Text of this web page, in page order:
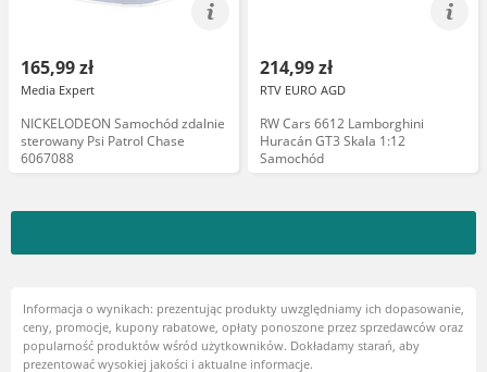
165,99 zł
Media Expert
NICKELODEON Samochód zdalnie
sterowany Psi Patrol Chase
6067088
214,99 zł
RTV EURO AGD
RW Cars 6612 Lamborghini
Huracán GT3 Skala 1:12
Samochód
Informacja o wynikach: prezentując produkty uwzględniamy ich dopasowanie,
ceny, promocje, kupony rabatowe, opłaty ponoszone przez sprzedawców oraz
popularność produktów wśród użytkowników. Dokładamy starań, aby
prezentować wysokiej jakości i aktualne informacje.